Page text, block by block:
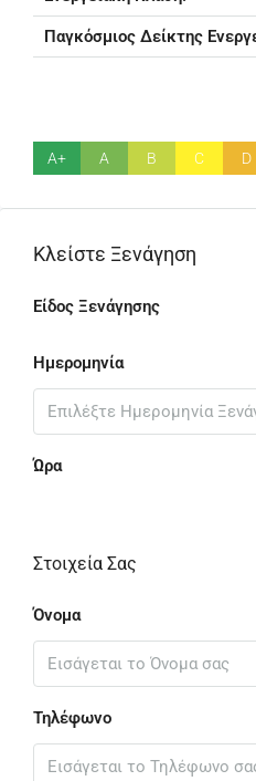
Παγκόσμιος Δείκτης
A+ A B C D
Κλείστε Ξενάγηση
Είδος Ξενάγησης
Ημερομηνία
Ώρα
Στοιχεία Σας
Όνομα
Τηλέφωνο